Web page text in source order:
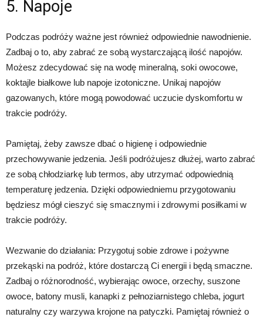
5. Napoje
Podczas podróży ważne jest również odpowiednie nawodnienie.
Zadbaj o to, aby zabrać ze sobą wystarczającą ilość napojów.
Możesz zdecydować się na wodę mineralną, soki owocowe,
koktajle białkowe lub napoje izotoniczne. Unikaj napojów
gazowanych, które mogą powodować uczucie dyskomfortu w
trakcie podróży.
Pamiętaj, żeby zawsze dbać o higienę i odpowiednie
przechowywanie jedzenia. Jeśli podróżujesz dłużej, warto zabrać
ze sobą chłodziarkę lub termos, aby utrzymać odpowiednią
temperaturę jedzenia. Dzięki odpowiedniemu przygotowaniu
będziesz mógł cieszyć się smacznymi i zdrowymi posiłkami w
trakcie podróży.
Wezwanie do działania: Przygotuj sobie zdrowe i pożywne
przekąski na podróż, które dostarczą Ci energii i będą smaczne.
Zadbaj o różnorodność, wybierając owoce, orzechy, suszone
owoce, batony musli, kanapki z pełnoziarnistego chleba, jogurt
naturalny czy warzywa krojone na patyczki. Pamiętaj również o